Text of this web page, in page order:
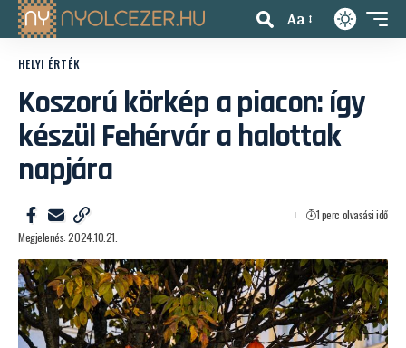
Aa
HELYI ÉRTÉK
Koszorú körkép a piacon: így
készül Fehérvár a halottak
napjára
Megjelenés: 2024.10.21.
1 perc olvasási idő